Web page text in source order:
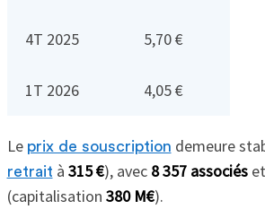
4T 2025 5,70 €
1T 2026 4,05 €
Le prix de souscription demeure
retrait à 315 €), avec 8 357 associéset
(capitalisation 380 M€).